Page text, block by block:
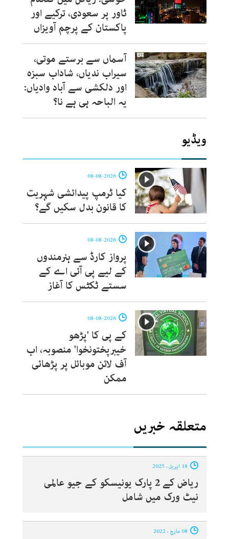
ٹاور پر سعودی، ترکیے اور
پاکستان کے پرچم آویزاں
آسماں سے برستے موتی،
سیراب ندیاں، شاداب سبزہ
اور دلکشی سے آباد وادیاں:
یہ الباحہ ہی ہے نا؟
ویڈیو
کیا ٹرمپ پیدائشی شہریت
کا قانون بدل سکیں گے؟
پرواز کارڈ سے ہنرمندوں
کے لیے پی آئی اے کے
سستے ٹکٹس کا آغاز
کے پی کا 'پڑھو
خیبرپختونخوا' منصوبہ، اب
آف لائن موبائل پر پڑھائی
ممکن
متعلقہ خبریں
ریاض کے 2 پارک یونیسکو کے جیو عالمی
نیٹ ورک میں شامل